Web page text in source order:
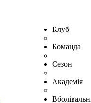
Клуб
Команда
Сезон
Академія